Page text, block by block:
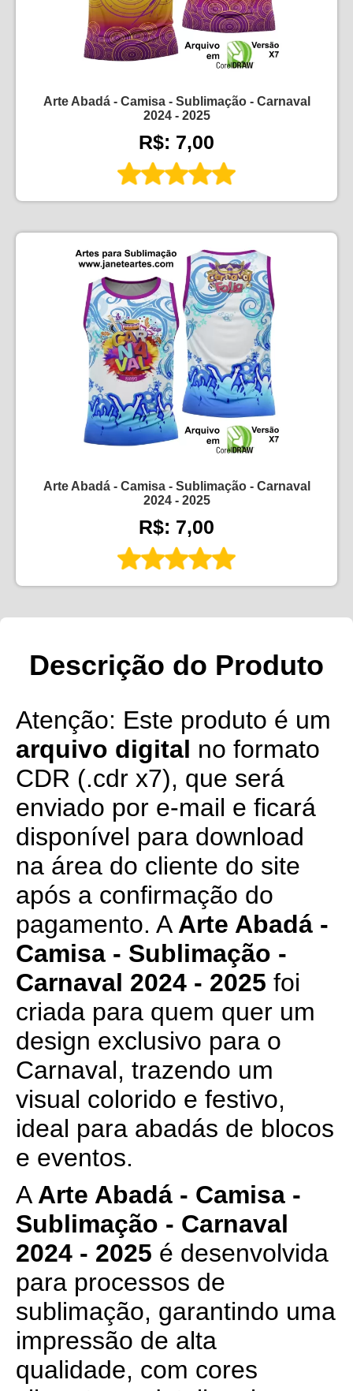
Arte Abadá - Camisa - Sublimação - Carnaval
2024 - 2025
R$: 7,00
Arte Abadá - Camisa - Sublimação - Carnaval
2024 - 2025
R$: 7,00
Descrição do Produto
Atenção: Este produto é um
arquivo digital no formato
CDR (.cdr x7), que será
enviado por e-mail e ficará
disponível para download
na área do cliente do site
após a confirmação do
pagamento. A Arte Abadá -
Camisa - Sublimação -
Carnaval 2024 - 2025 foi
criada para quem quer um
design exclusivo para o
Carnaval, trazendo um
visual colorido e festivo,
ideal para abadás de blocos
e eventos.
A Arte Abadá - Camisa -
Sublimação - Carnaval
2024 - 2025 é desenvolvida
para processos de
sublimação, garantindo uma
impressão de alta
qualidade, com cores